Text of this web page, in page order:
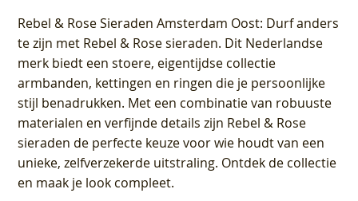
Rebel & Rose Sieraden Amsterdam Oost: Durf anders
te zijn met Rebel & Rose sieraden. Dit Nederlandse
merk biedt een stoere, eigentijdse collectie
armbanden, kettingen en ringen die je persoonlijke
stijl benadrukken. Met een combinatie van robuuste
materialen en verfijnde details zijn Rebel & Rose
sieraden de perfecte keuze voor wie houdt van een
unieke, zelfverzekerde uitstraling. Ontdek de collectie
en maak je look compleet.